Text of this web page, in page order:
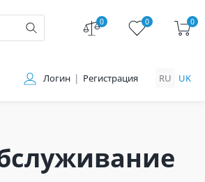
0 0 0
Логин Регистрация RU UK